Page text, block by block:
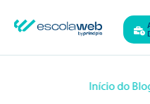
Início do Blog